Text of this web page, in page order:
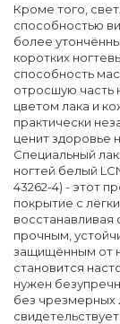
Кроме того,
способностью
более
коротких
способность
отросшую часть
цветом лака и
практически
ценит здоровье
Специальный
ногтей белый
43262-4) - этот
покрытие с
восстанавливая
прочным,
защищённым от
становится
нужен
без чрезмерных